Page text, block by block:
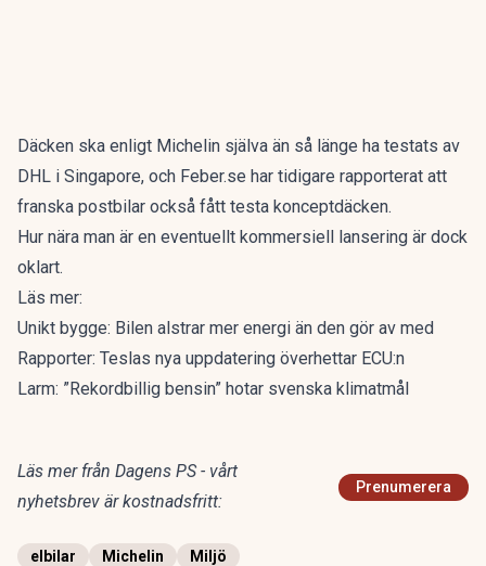
Däcken ska enligt Michelin själva än så länge ha testats av
DHL i Singapore, och Feber.se har tidigare rapporterat att
franska postbilar också fått testa konceptdäcken.
Hur nära man är en eventuellt kommersiell lansering är dock
oklart.
Läs mer:
Unikt bygge: Bilen alstrar mer energi än den gör av med
Rapporter: Teslas nya uppdatering överhettar ECU:n
Larm: ”Rekordbillig bensin” hotar svenska klimatmål
Läs mer från Dagens PS - vårt
nyhetsbrev är kostnadsfritt:
Prenumerera
elbilar Michelin Miljö